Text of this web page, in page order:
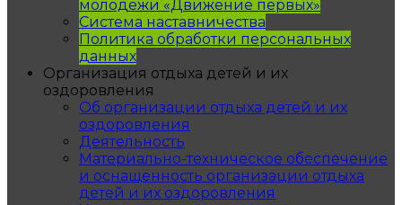
молодежи «Движение первых»
Система наставничества
Политика обработки персональных
данных
Организация отдыха детей и их
оздоровления
Об организации отдыха детей и их
оздоровления
Деятельность
Материально-техническое обеспечение
и оснащенность организации отдыха
детей и их оздоровления